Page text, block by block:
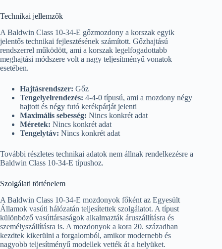
Technikai jellemzők
A Baldwin Class 10-34-E gőzmozdony a korszak egyik
jelentős technikai fejlesztésének számított. Gőzhajtású
rendszerrel működött, ami a korszak legelfogadottabb
meghajtási módszere volt a nagy teljesítményű vonatok
esetében.
Hajtásrendszer: Gőz
Tengelyelrendezés: 4-4-0 típusú, ami a mozdony négy
hajtott és négy futó kerékpárját jelenti
Maximális sebesség: Nincs konkrét adat
Méretek: Nincs konkrét adat
Tengelytáv: Nincs konkrét adat
További részletes technikai adatok nem állnak rendelkezésre a
Baldwin Class 10-34-E típushoz.
Szolgálati történelem
A Baldwin Class 10-34-E mozdonyok főként az Egyesült
Államok vasúti hálózatán teljesítettek szolgálatot. A típust
különböző vasúttársaságok alkalmazták áruszállításra és
személyszállításra is. A mozdonyok a kora 20. században
kezdtek kikerülni a forgalomból, amikor modernebb és
nagyobb teljesítményű modellek vették át a helyüket.